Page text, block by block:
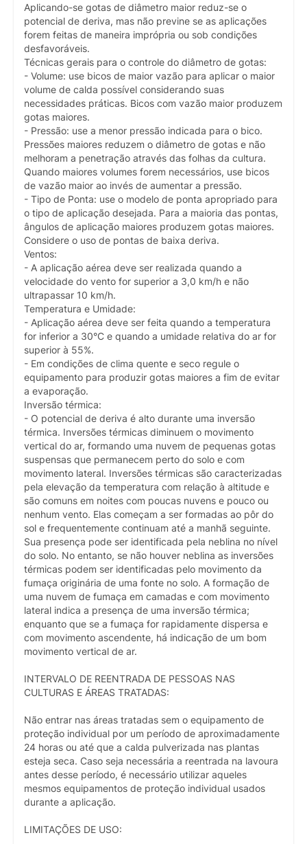
Aplicando-se gotas de diâmetro maior reduz-se o
potencial de deriva, mas não previne se as aplicações
forem feitas de maneira imprópria ou sob condições
desfavoráveis.
Técnicas gerais para o controle do diâmetro de gotas:
- Volume: use bicos de maior vazão para aplicar o maior
volume de calda possível considerando suas
necessidades práticas. Bicos com vazão maior produzem
gotas maiores.
- Pressão: use a menor pressão indicada para o bico.
Pressões maiores reduzem o diâmetro de gotas e não
melhoram a penetração através das folhas da cultura.
Quando maiores volumes forem necessários, use bicos
de vazão maior ao invés de aumentar a pressão.
- Tipo de Ponta: use o modelo de ponta apropriado para
o tipo de aplicação desejada. Para a maioria das pontas,
ângulos de aplicação maiores produzem gotas maiores.
Considere o uso de pontas de baixa deriva.
Ventos:
- A aplicação aérea deve ser realizada quando a
velocidade do vento for superior a 3,0 km/h e não
ultrapassar 10 km/h.
Temperatura e Umidade:
- Aplicação aérea deve ser feita quando a temperatura
for inferior a 30°C e quando a umidade relativa do ar for
superior à 55%.
- Em condições de clima quente e seco regule o
equipamento para produzir gotas maiores a fim de evitar
a evaporação.
Inversão térmica:
- O potencial de deriva é alto durante uma inversão
térmica. Inversões térmicas diminuem o movimento
vertical do ar, formando uma nuvem de pequenas gotas
suspensas que permanecem perto do solo e com
movimento lateral. Inversões térmicas são caracterizadas
pela elevação da temperatura com relação à altitude e
são comuns em noites com poucas nuvens e pouco ou
nenhum vento. Elas começam a ser formadas ao pôr do
sol e frequentemente continuam até a manhã seguinte.
Sua presença pode ser identificada pela neblina no nível
do solo. No entanto, se não houver neblina as inversões
térmicas podem ser identificadas pelo movimento da
fumaça originária de uma fonte no solo. A formação de
uma nuvem de fumaça em camadas e com movimento
lateral indica a presença de uma inversão térmica;
enquanto que se a fumaça for rapidamente dispersa e
com movimento ascendente, há indicação de um bom
movimento vertical de ar.
INTERVALO DE REENTRADA DE PESSOAS NAS
CULTURAS E ÁREAS TRATADAS:
Não entrar nas áreas tratadas sem o equipamento de
proteção individual por um período de aproximadamente
24 horas ou até que a calda pulverizada nas plantas
esteja seca. Caso seja necessária a reentrada na lavoura
antes desse período, é necessário utilizar aqueles
mesmos equipamentos de proteção individual usados
durante a aplicação.
LIMITAÇÕES DE USO: